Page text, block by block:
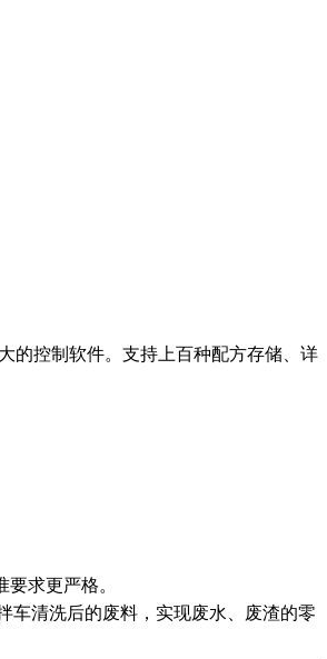
的控制软件。支持上百种配方存储、详
要求更严格。
车清洗后的废料，实现废水、废渣的零